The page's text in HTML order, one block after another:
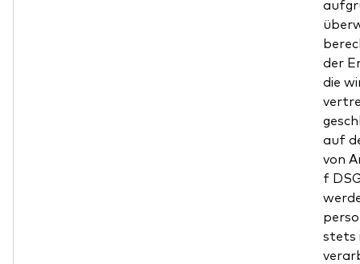
der
die
auf
von
f
stets